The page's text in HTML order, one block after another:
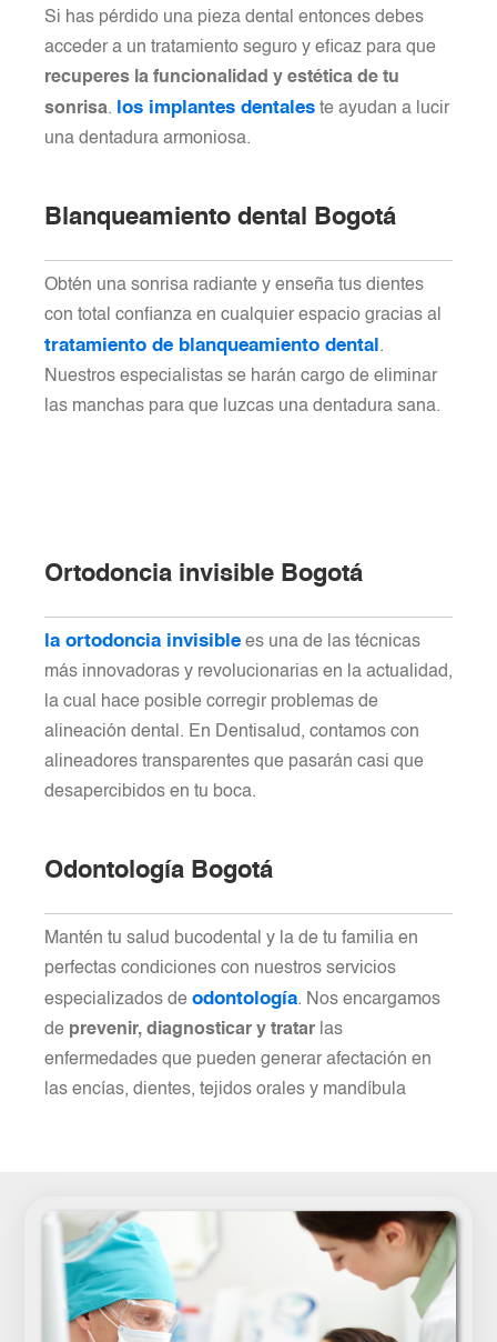
Si has pérdido una pieza dental entonces debes
acceder a un tratamiento seguro y eficaz para que
recuperes la funcionalidad y estética de tu
sonrisa. los implantes dentales te ayudan a lucir
una dentadura armoniosa.
Blanqueamiento dental Bogotá
Obtén una sonrisa radiante y enseña tus dientes
con total confianza en cualquier espacio gracias al
tratamiento de blanqueamiento dental .
Nuestros especialistas se harán cargo de eliminar
las manchas para que luzcas una dentadura sana.
Ortodoncia invisible Bogotá
la ortodoncia invisible es una de las técnicas
más innovadoras y revolucionarias en la actualidad,
la cual hace posible corregir problemas de
alineación dental. En Dentisalud, contamos con
alineadores transparentes que pasarán casi que
desapercibidos en tu boca.
Odontología Bogotá
Mantén tu salud bucodental y la de tu familia en
perfectas condiciones con nuestros servicios
especializados de odontología. Nos encargamos
de prevenir, diagnosticar y tratar las
enfermedades que pueden generar afectación en
las encías, dientes, tejidos orales y mandíbula